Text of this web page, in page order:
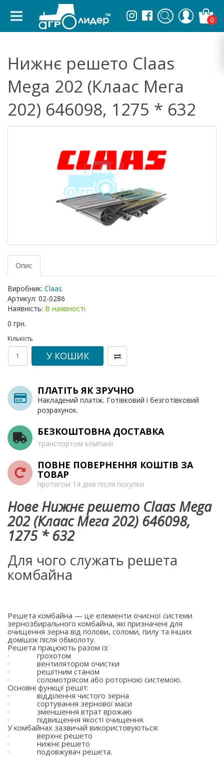
0
Нижнє решето Claas
Mega 202 (Клаас Мега
202) 646098, 1275 * 632
Опис
Виробник: Claas
Артикул: 02-0286
Наявність: В наявності
0 грн.
Кількість
У КОШИК
ПЛАТІТЬ ЯК ЗРУЧНО
Накладений платіж. Готівковий і безготівковий
розрахунок.
БЕЗКОШТОВНА ДОСТАВКА
транспортом компанії
ПОВНЕ ПОВЕРНЕННЯ КОШТІВ ЗА
ТОВАР
протягом 14 днів після покупки
Нове Нижнє решето Claas Mega
202 (Клаас Мега 202) 646098,
1275 * 632
Для чого служать решета
комбайна
Решета комбайна — це елементи очисної системи
зернозбирального комбайна, які призначені для
очищення зерна від полови, соломи, пилу та інших
домішок після обмолоту.
Решета працюють разом із:
·
грохотом
·
вентилятором очистки
·
решітним станом
·
соломотрясом або роторною системою.
Основні функції решіт:
·
відділення чистого зерна
·
сортування зернової маси
·
зменшення втрат врожаю
·
підвищення якості очищення.
У комбайнах зазвичай використовуються:
·
верхнє решето
·
нижнє решето
·
подовжувач решета.